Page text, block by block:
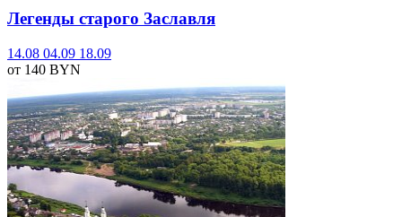
Легенды старого Заславля
14.08 04.09 18.09
от 140 BYN